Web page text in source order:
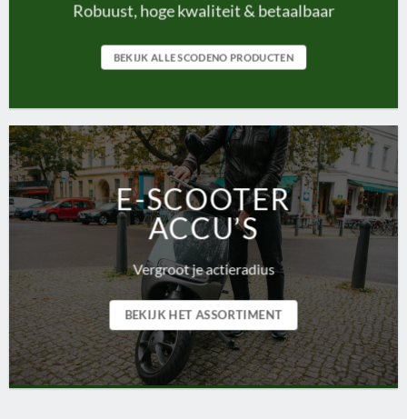
Robuust, hoge kwaliteit & betaalbaar
BEKIJK ALLE SCODENO PRODUCTEN
E-SCOOTER
ACCU’S
Vergroot je actieradius
BEKIJK HET ASSORTIMENT